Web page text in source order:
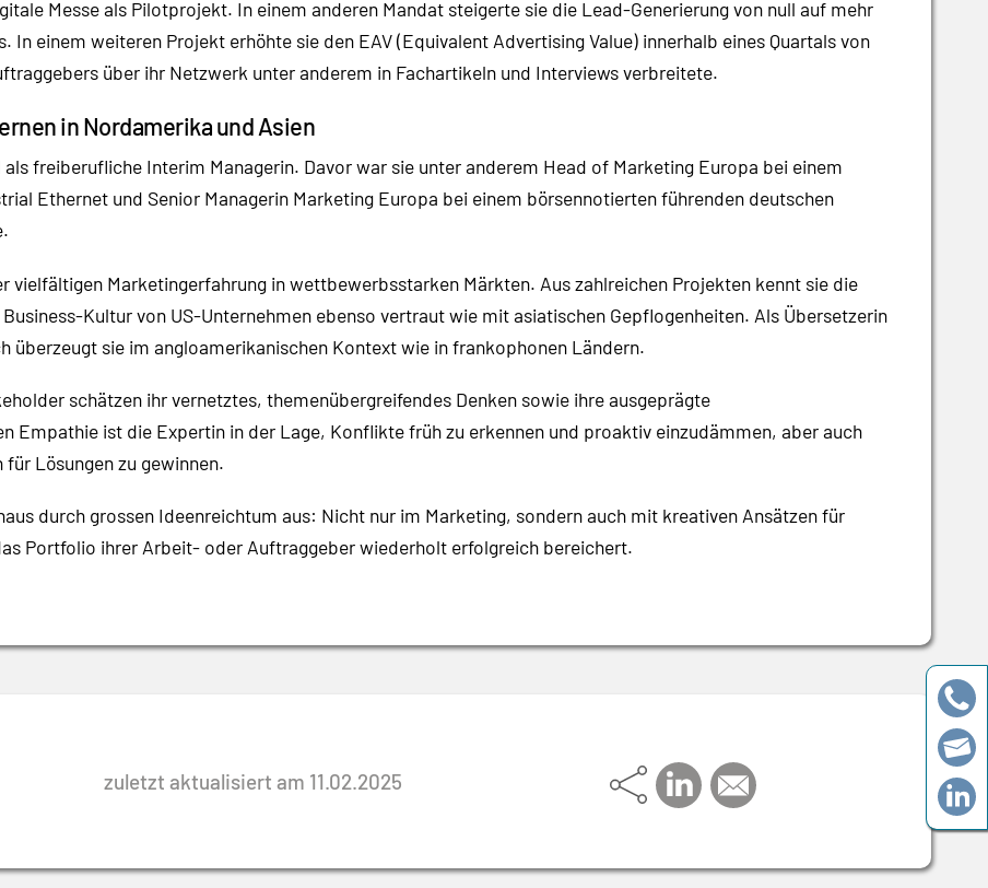
Messe als Pilotprojekt. In einem anderen Mandat steigerte sie die Lead-Generierung von null auf mehr
In einem weiteren Projekt erhöhte sie den EAV (Equivalent Advertising Value) innerhalb eines Quartals von
über ihr Netzwerk unter anderem in Fachartikeln und Interviews verbreitete.
in Nordamerika und Asien
freiberufliche Interim Managerin. Davor war sie unter anderem Head of Marketing Europa bei einem
Ethernet und Senior Managerin Marketing Europa bei einem börsennotierten führenden deutschen
Marketingerfahrung in wettbewerbsstarken Märkten. Aus zahlreichen Projekten kennt sie die
Kultur von US-Unternehmen ebenso vertraut wie mit asiatischen Gepflogenheiten. Als Übersetzerin
überzeugt sie im angloamerikanischen Kontext wie in frankophonen Ländern.
schätzen ihr vernetztes, themenübergreifendes Denken sowie ihre ausgeprägte
Empathie ist die Expertin in der Lage, Konflikte früh zu erkennen und proaktiv einzudämmen, aber auch
Lösungen zu gewinnen.
durch grossen Ideenreichtum aus: Nicht nur im Marketing, sondern auch mit kreativen Ansätzen für
Portfolio ihrer Arbeit- oder Auftraggeber wiederholt erfolgreich bereichert.
zuletzt aktualisiert am 11.02.2025